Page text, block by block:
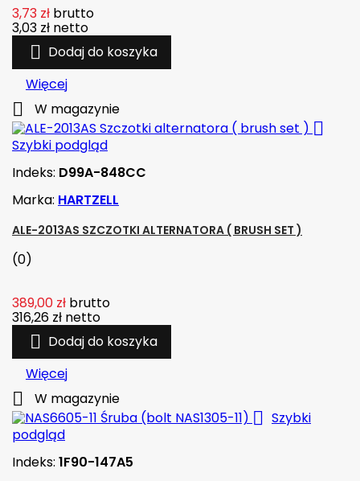
3,73 zł brutto
3,03 zł netto
 Dodaj do koszyka
Więcej
 W magazynie

Szybki podgląd
Indeks: D99A-848CC
Marka: HARTZELL
ALE-2013AS SZCZOTKI ALTERNATORA ( BRUSH SET )
(0)
389,00 zł brutto
316,26 zł netto
 Dodaj do koszyka
Więcej
 W magazynie
 Szybki
podgląd
Indeks: 1F90-147A5